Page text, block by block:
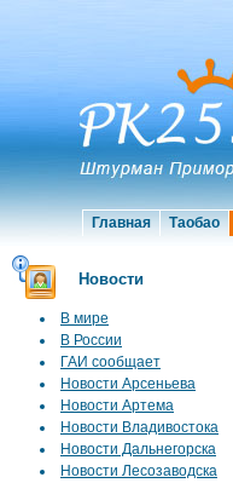
Главная Таобао
Новости
В мире
В России
ГАИ сообщает
Новости Арсеньева
Новости Артема
Новости Владивостока
Новости Дальнегорска
Новости Лесозаводска